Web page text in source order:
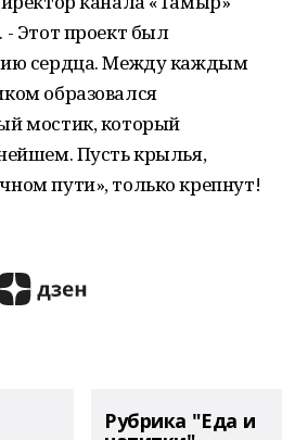
- Этот проект был
сердца. Между каждым
образовался
мостик, который
Пусть крылья,
пути», только крепнут!
Рубрика "Еда и